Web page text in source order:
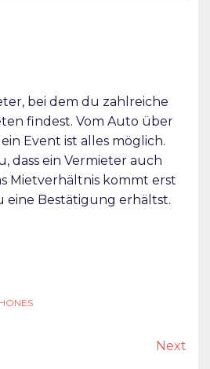
bei dem du zahlreiche
findest. Vom Auto über
Event ist alles möglich.
dass ein Vermieter auch
Mietverhältnis kommt erst
eine Bestätigung erhältst.
Next